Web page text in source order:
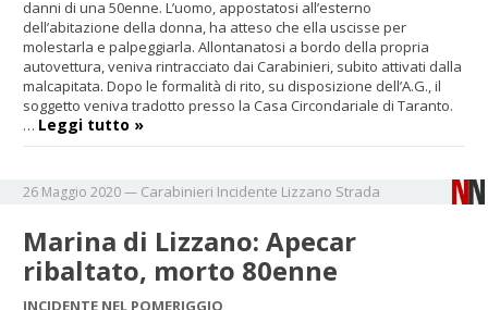
danni di una 50enne. L’uomo, appostatosi all’esterno
dell’abitazione della donna, ha atteso che ella uscisse per
molestarla e palpeggiarla. Allontanatosi a bordo della propria
autovettura, veniva rintracciato dai Carabinieri, subito attivati dalla
malcapitata. Dopo le formalità di rito, su disposizione dell’A.G., il
soggetto veniva tradotto presso la Casa Circondariale di Taranto.
… Leggi tutto »
26 Maggio 2020— Carabinieri Incidente Lizzano Strada
Marina di Lizzano: Apecar
ribaltato, morto 80enne
INCIDENTE NEL POMERIGGIO